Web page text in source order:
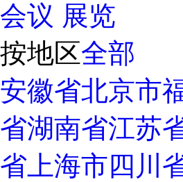
会议 展览
按地区全部
安徽省北京市
省湖南省江苏
省 上海市四川